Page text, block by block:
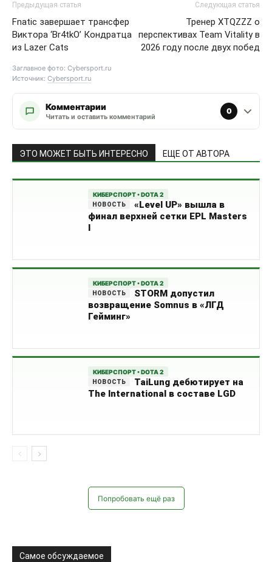
Предыдущая статья
Fnatic завершает трансфер
Виктора ‘Br4tkO’ Кондратца
из Lazer Cats
Следующая статья
Тренер XTQZZZ о
перспективах Team Vitality в
2026 году после двух побед
Заглавное фото: Cybersport.ru
Источник: Cybersport.ru
Комментарии
Читать и оставить комментарий
0
ЭТО МОЖЕТ БЫТЬ ИНТЕРЕСНО ЕЩЕ ОТ АВТОРА
КИБЕРСПОРТ • DOTA 2
«Level UP» вышла в
финал верхней сетки EPL Masters
I
КИБЕРСПОРТ • DOTA 2
STORM допустил
возвращение Somnus в «ЛГД
Гейминг»
КИБЕРСПОРТ • DOTA 2
TaiLung дебютирует на
The International в составе LGD
Попробовать ещё раз
Самое обсуждаемое